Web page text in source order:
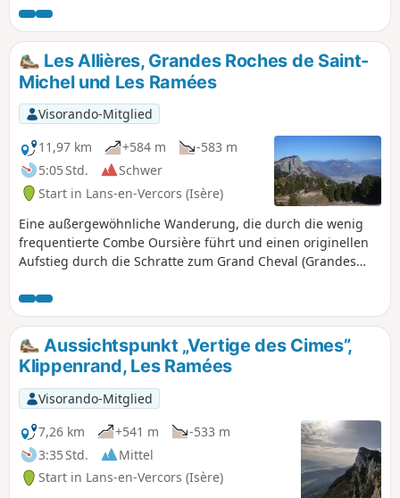
Mont Blanc zu Ihrer Linken über die
Bergkette Belledonne bis zum Écrins-
Massiv. Der Aufstieg über die Combe
Oursière ist weniger frequentiert als
der über Les Allières. Ein größtenteils
schattiger Rundweg.
Les Allières, Grandes Roches de Saint-
Michel und Les Ramées
Visorando-Mitglied
11,97 km
+584 m
-583 m
5:05 Std.
Schwer
Start in Lans-en-Vercors (Isère)
Eine außergewöhnliche Wanderung, die durch die wenig
frequentierte Combe Oursière führt und einen originellen
Aufstieg durch die Schratte zum Grand Cheval (Grandes
Trièves-Gebirge, den Taillefer und bei gutem Wetter auf
den Mont Blanc. Eine Wanderung, die eher für den Sommer
oder Herbst geeignet ist, einen guten Orientierungssinn
erfordert und ergehenen Wanderern vorbehalten ist.
Aussichtspunkt „Vertige des Cimes”,
Klippenrand, Les Ramées
Visorando-Mitglied
7,26 km
+541 m
-533 m
3:35 Std.
Mittel
Start in Lans-en-Vercors (Isère)